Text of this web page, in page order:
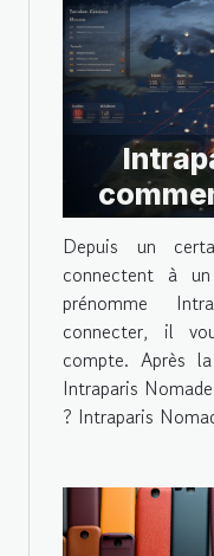
vous
Depuis un
connectent à
prénomme
connecter, il
compte. Après
Intraparis
? Intraparis